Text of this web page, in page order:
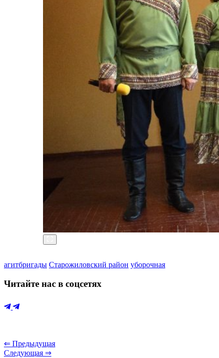
агитбригады Старожиловский район уборочная
Читайте нас в соцсетях
⇐ Предыдущая
Следующая ⇒